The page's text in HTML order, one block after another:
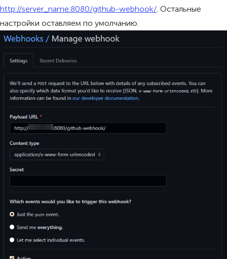
http://server_name:8080/github-webhook/ . Остальные
настройки оставляем по умолчанию.